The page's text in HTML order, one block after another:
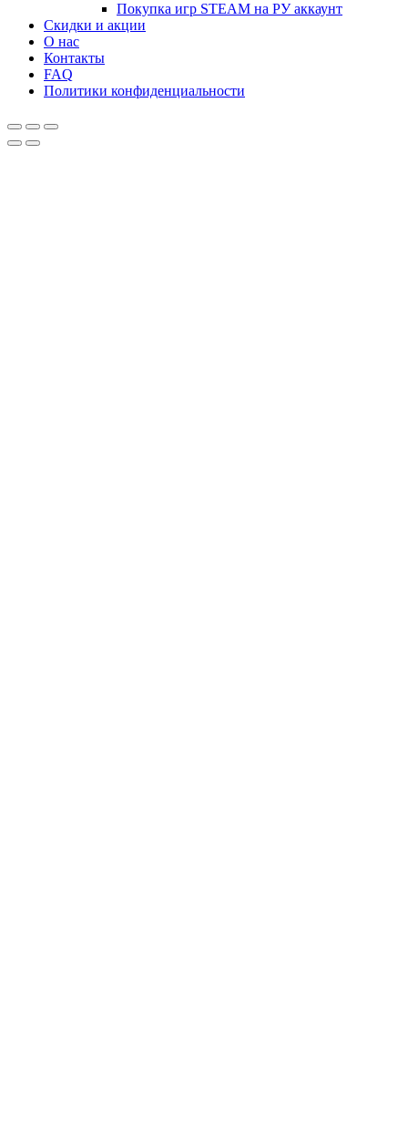
Покупка игр STEAM на РУ аккаунт
Скидки и акции
О нас
Контакты
FAQ
Политики конфиденциальности